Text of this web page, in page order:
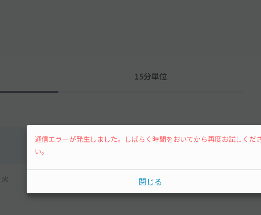
15分単位
火
通信エラーが発生しました。しばらく時間をおいてから再度お試しくだ
い。
閉じる